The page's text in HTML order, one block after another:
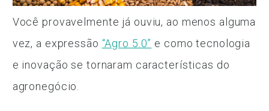
Você provavelmente já ouviu, ao menos alguma
vez, a expressão “Agro 5.0” e como tecnologia
e inovação se tornaram características do
agronegócio.